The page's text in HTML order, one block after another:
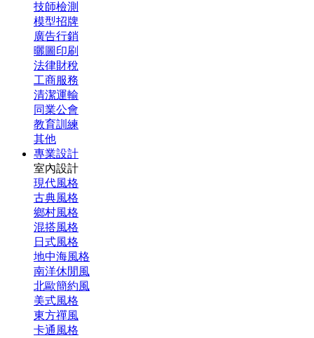
技師檢測
模型招牌
廣告行銷
曬圖印刷
法律財稅
工商服務
清潔運輸
同業公會
教育訓練
其他
專業設計
室內設計
現代風格
古典風格
鄉村風格
混搭風格
日式風格
地中海風格
南洋休閒風
北歐簡約風
美式風格
東方禪風
卡通風格